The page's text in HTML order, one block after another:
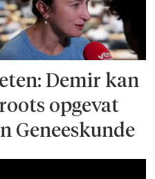
Demir kan
opgevat
Geneeskunde